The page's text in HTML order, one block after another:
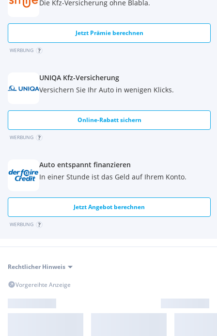
Die Kfz-Versicherung ohne Blabla.
Jetzt Prämie berechnen
WERBUNG
UNIQA Kfz-Versicherung
Versichern Sie Ihr Auto in wenigen Klicks.
Online-Rabatt sichern
WERBUNG
Auto entspannt finanzieren
In einer Stunde ist das Geld auf Ihrem Konto.
Jetzt Angebot berechnen
WERBUNG
Rechtlicher Hinweis
Vorgereihte Anzeige